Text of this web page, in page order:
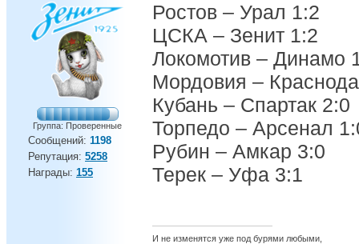
Группа: Проверенные
Сообщений: 1198
Репутация: 5258
Награды: 155
Ростов – Урал 1:2
ЦСКА – Зенит 1:2
Локомотив – Динамо
Мордовия –
Кубань – Спартак 2:0
Торпедо – Арсенал
Рубин – Амкар 3:0
Терек – Уфа 3:1
И не изменятся уже под бурями любыми,